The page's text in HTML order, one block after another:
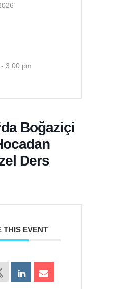
3:00 pm
Boğaziçi
Ders
THIS EVENT